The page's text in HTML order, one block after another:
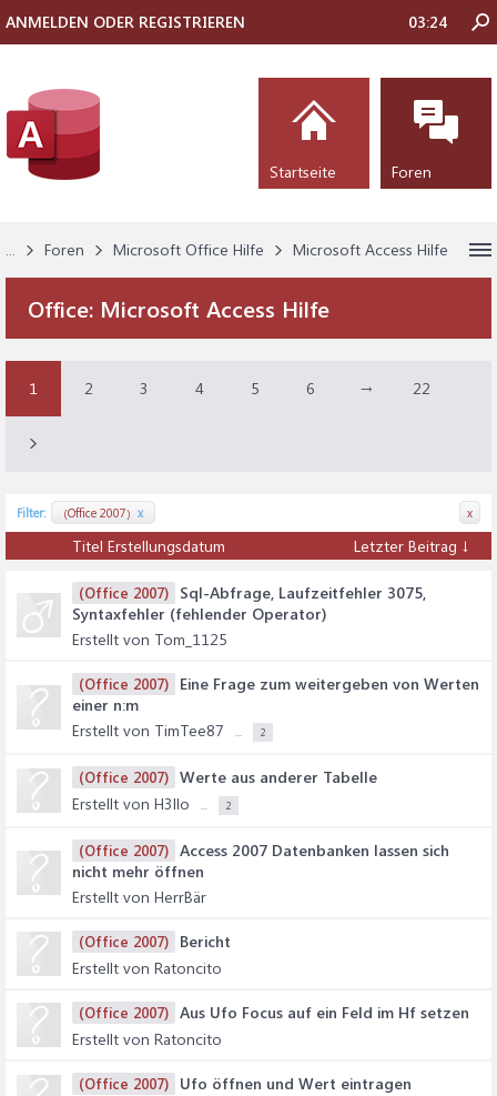
... Foren Microsoft Office Hilfe Microsoft Access Hilfe
Office: Microsoft Access Hilfe
1 2 3 4 5 6 → 22
Filter: (Office 2007) x x
Titel Erstellungsdatum Letzter Beitrag ↓
(Office 2007)
Sql-Abfrage, Laufzeitfehler 3075,
Syntaxfehler (fehlender Operator)
Erstellt von Tom_1125
(Office 2007)
Eine Frage zum weitergeben von Werten
einer n:m
Erstellt von TimTee87
2
(Office 2007) Werte aus anderer Tabelle
Erstellt von H3llo
2
(Office 2007) Access 2007 Datenbanken lassen sich
nicht mehr öffnen
Erstellt von HerrBär
(Office 2007)
Bericht
Erstellt von Ratoncito
(Office 2007) Aus Ufo Focus auf ein Feld im Hf setzen
Erstellt von Ratoncito
(Office 2007)
Ufo öffnen und Wert eintragen
ANMELDEN ODER REGISTRIEREN 03:24
Startseite Foren